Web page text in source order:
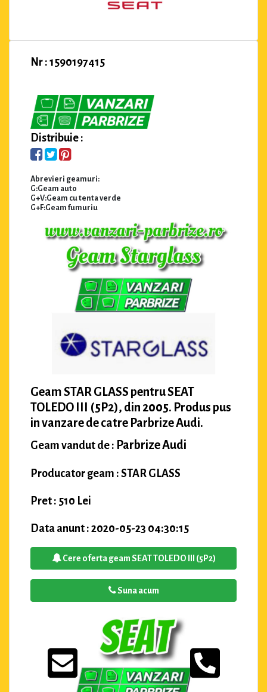
Nr : 1590197415
Distribuie :
Abrevieri geamuri:
G:Geam auto
G+V:Geam cu tenta verde
G+F:Geam fumuriu
Geam STAR GLASS pentru SEAT
TOLEDO III (5P2), din 2005. Produs pus
in vanzare de catre Parbrize Audi.
Geam vandut de : Parbrize Audi
Producator geam : STAR GLASS
Pret : 510 Lei
Data anunt : 2020-05-23 04:30:15
Cere oferta geam SEAT TOLEDO III (5P2)
Suna acum